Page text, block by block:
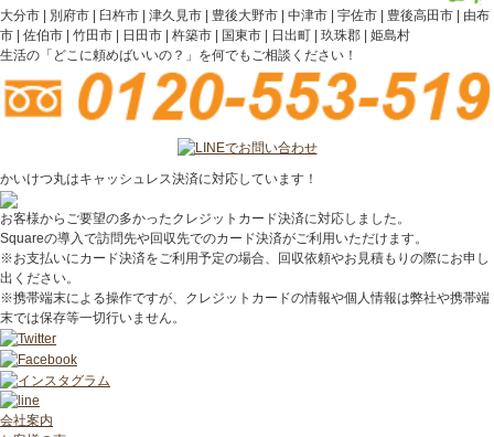
大分市 | 別府市 | 臼杵市 | 津久見市 | 豊後大野市 | 中津市 | 宇佐市 | 豊後高田市 | 由布
市 | 佐伯市 | 竹田市 | 日田市 | 杵築市 | 国東市 | 日出町 | 玖珠郡 | 姫島村
生活の「どこに頼めばいいの？」を何でもご相談ください！
かいけつ丸はキャッシュレス決済に対応しています！
お客様からご要望の多かったクレジットカード決済に対応しました。
Squareの導入で訪問先や回収先でのカード決済がご利用いただけます。
※お支払いにカード決済をご利用予定の場合、回収依頼やお見積もりの際にお申し
出ください。
※携帯端末による操作ですが、クレジットカードの情報や個人情報は弊社や携帯端
末では保存等一切行いません。
会社案内